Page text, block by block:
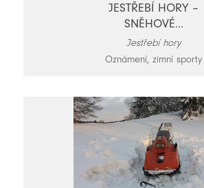
JESTŘEBÍ HORY –
SNĚHOVÉ...
Jestřebí hory
Oznámení, zimní sporty